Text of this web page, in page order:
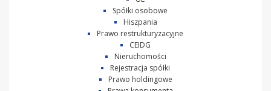
Spółki osobowe
Hiszpania
Prawo restrukturyzacyjne
CEIDG
Nieruchomości
Rejestracja spółki
Prawo holdingowe